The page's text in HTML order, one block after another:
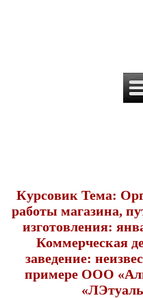
Курсовик Тема:
работы магазина,
изготовления:
Коммерческая
заведение:
примере ООО